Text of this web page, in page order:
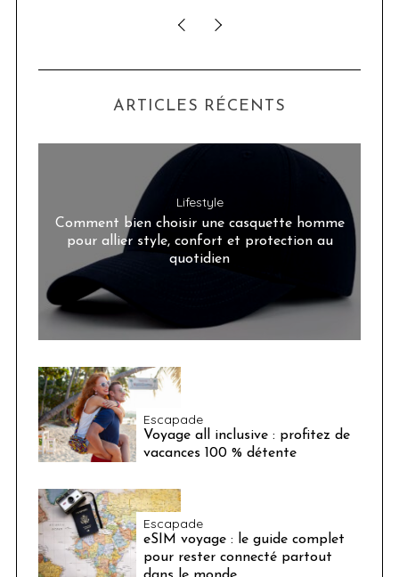
ARTICLES RÉCENTS
Lifestyle
Comment bien choisir une casquette homme
pour allier style, confort et protection au
quotidien
Escapade
Voyage all inclusive : profitez de
vacances 100 % détente
Escapade
eSIM voyage : le guide complet
pour rester connecté partout